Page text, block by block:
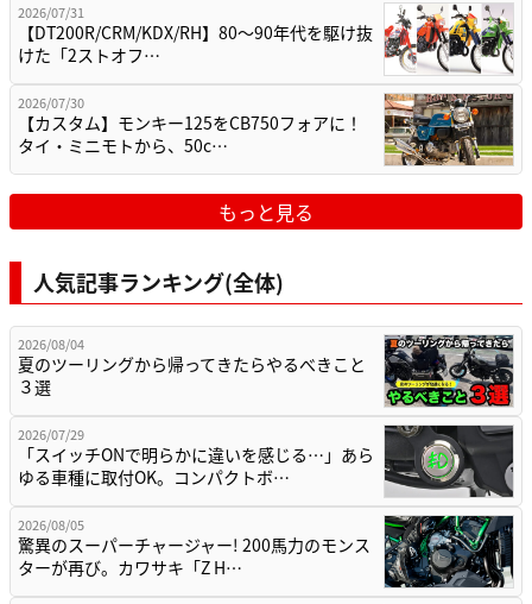
2026/07/31
【DT200R/CRM/KDX/RH】80〜90年代を駆け抜
けた「2ストオフ…
2026/07/30
【カスタム】モンキー125をCB750フォアに！
タイ・ミニモトから、50c…
もっと見る
人気記事ランキング(全体)
2026/08/04
夏のツーリングから帰ってきたらやるべきこと
３選
2026/07/29
「スイッチONで明らかに違いを感じる…」あら
ゆる車種に取付OK。コンパクトボ…
2026/08/05
驚異のスーパーチャージャー! 200馬力のモンス
ターが再び。カワサキ「Z H…